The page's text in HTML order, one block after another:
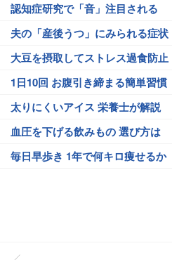
認知症研究で「音」注目される
夫の「産後うつ」にみられる症状
大豆を摂取してストレス過食防止
1日10回 お腹引き締まる簡単習慣
太りにくいアイス 栄養士が解説
血圧を下げる飲みもの 選び方は
毎日早歩き 1年で何キロ痩せるか